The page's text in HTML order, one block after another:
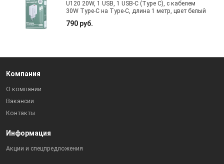
U120 20W, 1 USB, 1 USB-C (Type C), с кабелем
30W Type-C на Type-C, длина 1 метр, цвет белый
790 руб.
Компания
О компании
Вакансии
Контакты
Информация
Акции и спецпредложения